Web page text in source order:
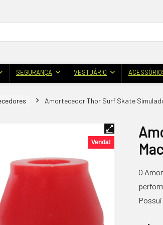
SEGURANÇA VESTUÁRIO
Amortecedor Thor Surf Skate
Venda!
O